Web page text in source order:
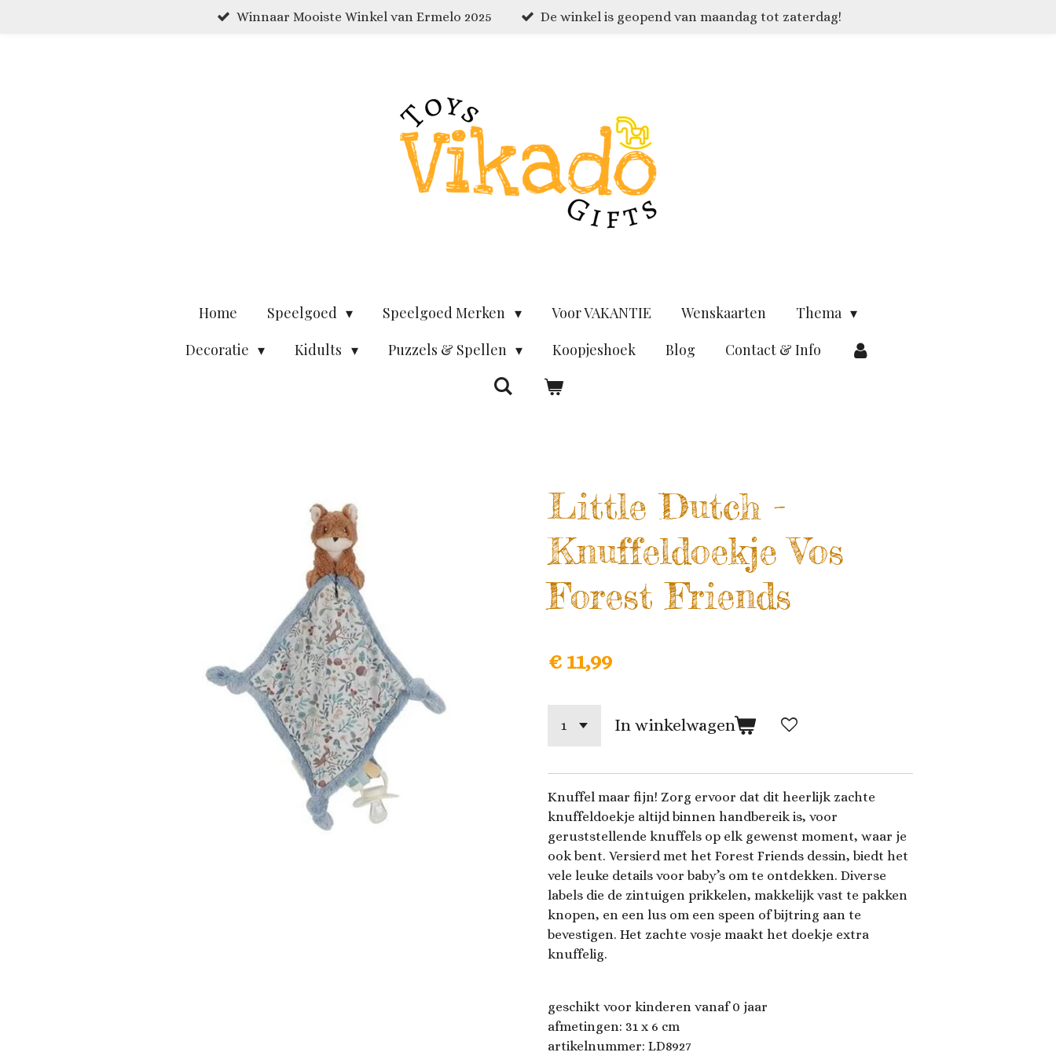
Winnaar Mooiste Winkel van Ermelo 2025 De winkel is geopend van maandag tot zaterdag!
Home Speelgoed Speelgoed Merken Voor VAKANTIE Wenskaarten
Thema
Decoratie
Kidults Puzzels & Spellen Koopjeshoek Blog Contact & Info
Little Dutch -
Knuffeldoekje Vos
Forest Friends
€ 11,99
In winkelwagen
Knuffel maar fijn! Zorg ervoor dat dit heerlijk zachte
knuffeldoekje altijd binnen handbereik is, voor
geruststellende knuffels op elk gewenst moment, waar je
ook bent. Versierd met het Forest Friends dessin, biedt het
vele leuke details voor baby’s om te ontdekken. Diverse
labels die de zintuigen prikkelen, makkelijk vast te pakken
knopen, en een lus om een speen of bijtring aan te
bevestigen. Het zachte vosje maakt het doekje extra
knuffelig.
geschikt voor kinderen vanaf 0 jaar
afmetingen: 31 x 6 cm
artikelnummer: LD8927